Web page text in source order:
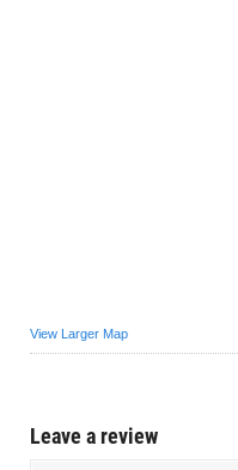
View Larger Map
Leave a review